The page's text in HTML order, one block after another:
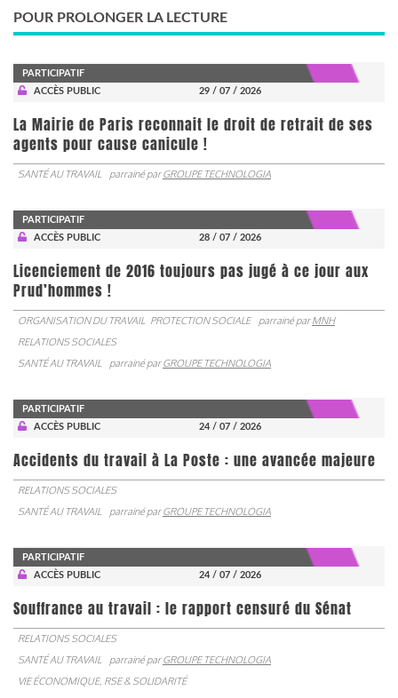
POUR PROLONGER LA LECTURE
PARTICIPATIF
ACCÈS PUBLIC
29 / 07 / 2026
La Mairie de Paris reconnait le droit de retrait de ses
agents pour cause canicule !
SANTÉ AU TRAVAIL parrainé parGROUPE TECHNOLOGIA
PARTICIPATIF
ACCÈS PUBLIC
28 / 07 / 2026
Licenciement de 2016 toujours pas jugé à ce jour aux
Prud’hommes !
ORGANISATION DU TRAVAIL PROTECTION SOCIALE parrainé parMNH
RELATIONS SOCIALES
SANTÉ AU TRAVAIL
parrainé parGROUPE TECHNOLOGIA
PARTICIPATIF
ACCÈS PUBLIC
24 / 07 / 2026
Accidents du travail à La Poste : une avancée majeure
RELATIONS SOCIALES
SANTÉ AU TRAVAIL
parrainé parGROUPE TECHNOLOGIA
PARTICIPATIF
ACCÈS PUBLIC
24 / 07 / 2026
Souffrance au travail : le rapport censuré du Sénat
RELATIONS SOCIALES
SANTÉ AU TRAVAIL
parrainé parGROUPE TECHNOLOGIA
VIE ÉCONOMIQUE, RSE & SOLIDARITÉ